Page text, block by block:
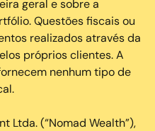
geral e sobre a
Questões fiscais ou
realizados através da
próprios clientes. A
nenhum tipo de
Ltda. (“Nomad Wealth”),